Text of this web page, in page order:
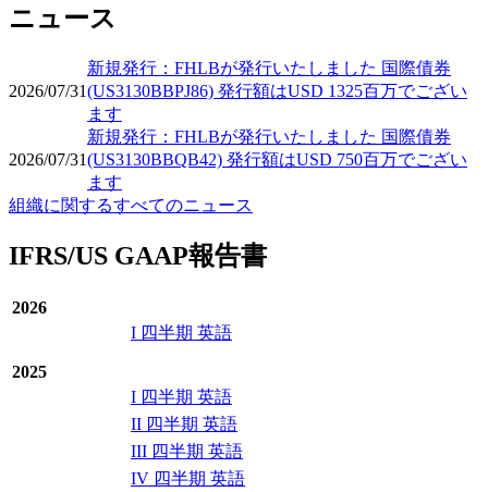
ニュース
2026/07/31
新規発行：FHLBが発行いたしました 国際債券
(US3130BBPJ86) 発行額はUSD 1325百万でござい
ます
2026/07/31
新規発行：FHLBが発行いたしました 国際債券
(US3130BBQB42) 発行額はUSD 750百万でござい
ます
組織に関するすべてのニュース
IFRS/US GAAP報告書
2026
I 四半期 英語
2025
I 四半期 英語
II 四半期 英語
III 四半期 英語
IV 四半期 英語